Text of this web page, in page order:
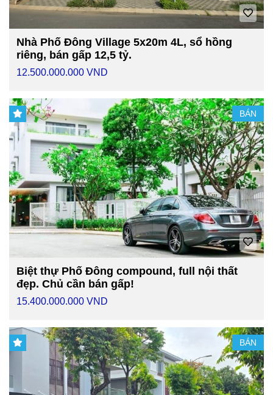
Nhà Phố Đông Village 5x20m 4L, sổ hồng
riêng, bán gấp 12,5 tỷ.
12.500.000.000 VND
BÁN
Biệt thự Phố Đông compound, full nội thất
đẹp. Chủ cần bán gấp!
15.400.000.000 VND
BÁN